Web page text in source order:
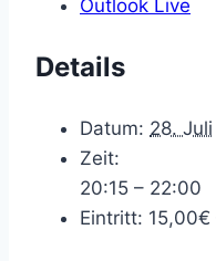
Outlook Live
Details
Datum: 28. Juli
Zeit:
20:15 – 22:00
Eintritt: